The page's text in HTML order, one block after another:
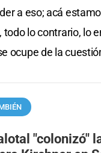
a eso; acá
todo lo contrario, lo
ocupe de la
"colonizó"